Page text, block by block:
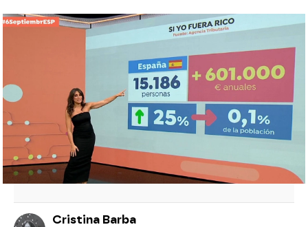
Las empresas estarán obligadas a hacer
público el sueldo de sus empleados
La diferencia de sueldos entre
comunidades crece un 13% en solo un año
¿Cómo sacar un sueldo extra alquilando el
coche en vacaciones?
Cristina Barba